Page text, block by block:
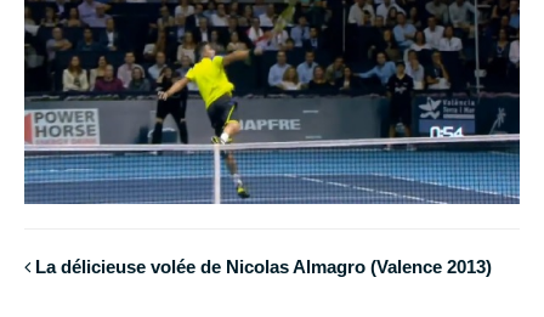
La délicieuse volée de Nicolas Almagro (Valence 2013)